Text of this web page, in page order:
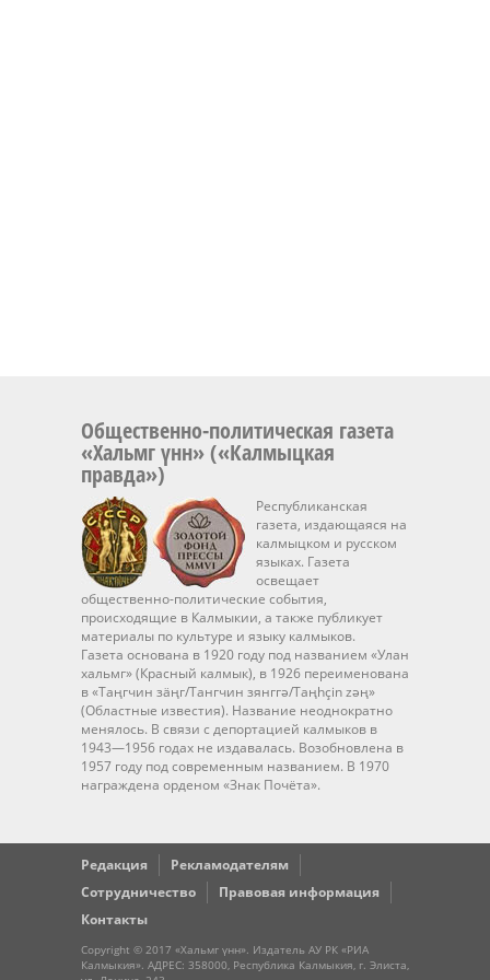
Общественно-политическая газета
«Хальмг үнн» («Калмыцкая
правда»)
Республиканская
газета, издающаяся на
калмыцком и русском
языках. Газета
освещает
общественно-политические события,
происходящие в Калмыкии, а также публикует
материалы по культуре и языку калмыков.
Газета основана в 1920 году под названием «Улан
хальмг» (Красный калмык), в 1926 переименована
в «Таңгчин зäңг/Тангчин зянггә/Taңhçin zәң»
(Областные известия). Название неоднократно
менялось. В связи с депортацией калмыков в
1943—1956 годах не издавалась. Возобновлена в
1957 году под современным названием. В 1970
награждена орденом «Знак Почёта».
Редакция
Рекламодателям
Сотрудничество
Правовая информация
Контакты
Copyright © 2017 «Хальмг үнн». Издатель АУ РК «РИА
Калмыкия». АДРЕС: 358000, Республика Калмыкия, г. Элиста,